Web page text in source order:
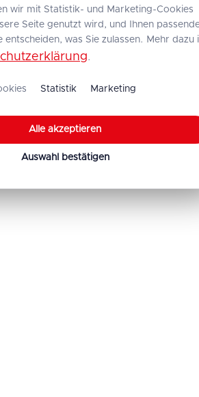
wir mit Statistik- und Marketing-Cookies
Seite genutzt wird, und Ihnen
entscheiden, was Sie zulassen. Mehr dazu
.
Statistik Marketing
Alle akzeptieren
Auswahl bestätigen